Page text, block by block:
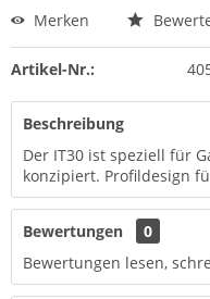
Merken
Artikel-Nr.:
Beschreibung
Der IT30 ist speziell für
konzipiert. Profildesign
Bewertungen
0
Bewertungen lesen,